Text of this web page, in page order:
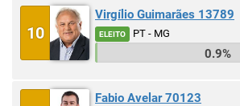
10
Virgílio Guimarães 13789
ELEITO PT - MG
0.9%
Fabio Avelar 70123